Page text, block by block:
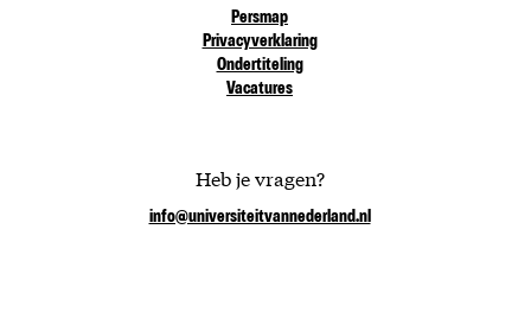
Persmap
Privacyverklaring
Ondertiteling
Vacatures
Heb je vragen?
info@universiteitvannederland.nl